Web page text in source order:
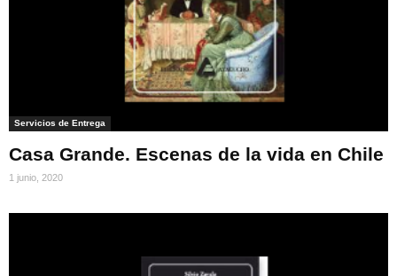
Servicios de Entrega
Casa Grande. Escenas de la vida en Chile
1 junio, 2020